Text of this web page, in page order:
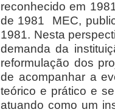
reconhecido em
de 1981  MEC,
1981. Nesta
demanda da
reformulação dos
de acompanhar a
teórico e prático e
atuando como um